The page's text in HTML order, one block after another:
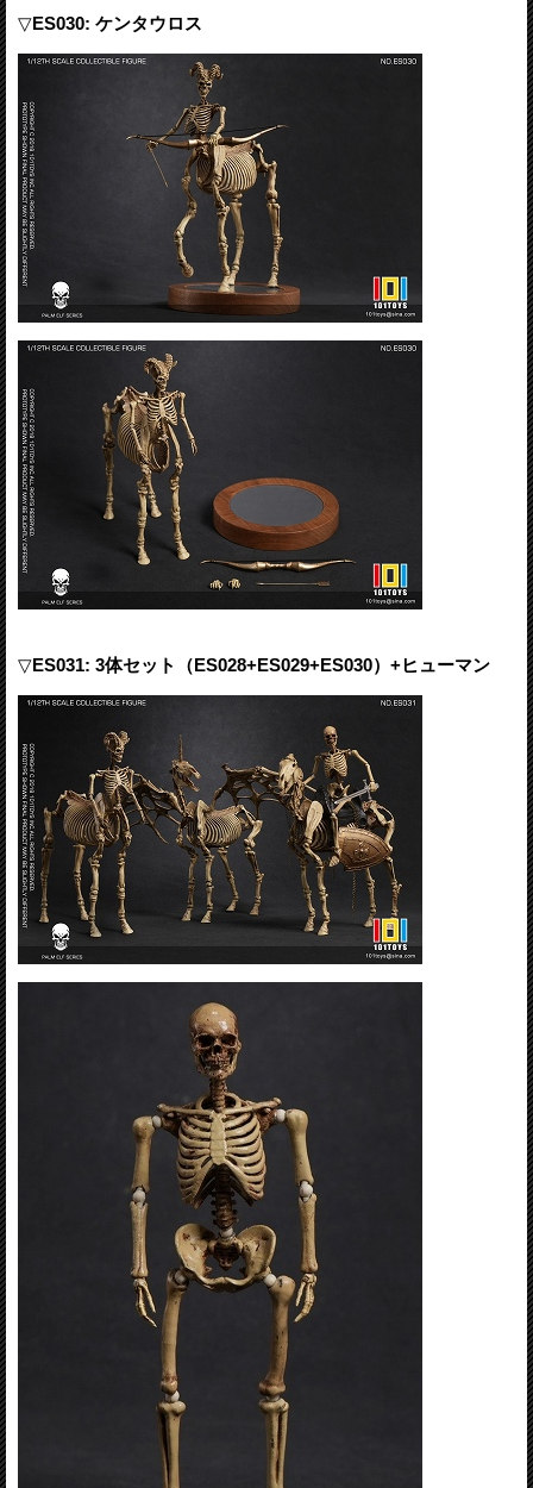
▽ES030: ケンタウロス
▽ES031: 3体セット（ES028+ES029+ES030）+ヒューマン